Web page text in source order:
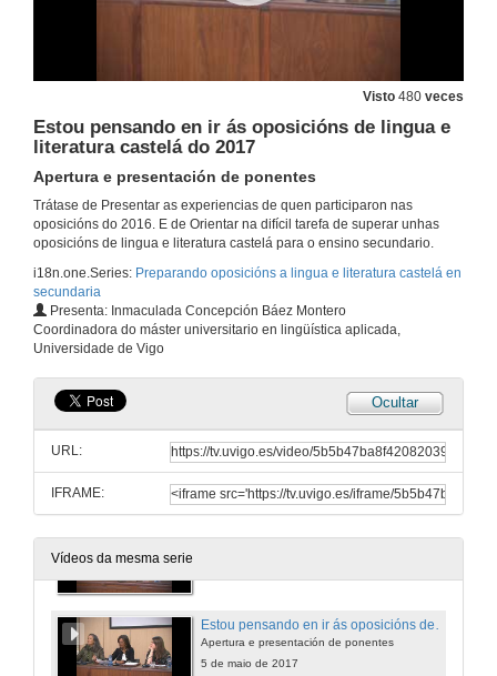
Visto 480 veces
Estou pensando en ir ás oposicións de lingua e
literatura castelá do 2017
Apertura e presentación de ponentes
Trátase de Presentar as experiencias de quen participaron nas
oposicións do 2016. E de Orientar na difícil tarefa de superar unhas
oposicións de lingua e literatura castelá para o ensino secundario.
i18n.one.Series: Preparando oposicións a lingua e literatura castelá en
secundaria
Presenta: Inmaculada Concepción Báez Montero
Coordinadora do máster universitario en lingüística aplicada,
Universidade de Vigo
Ocultar
URL:
IFRAME:
Vídeos da mesma serie
Eu participei nas oposicións do 2016
Apertura e presentación de ponentes
5 de maio de 2017
5 de maio de 2017
Estou pensando en ir ás oposicións de lingua e literatura castelá do 2017
Apertura e presentación de ponentes
5 de maio de 2017